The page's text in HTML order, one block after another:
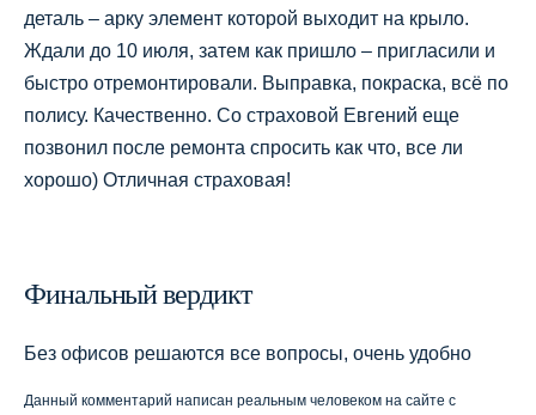
деталь – арку элемент которой выходит на крыло.
Ждали до 10 июля, затем как пришло – пригласили и
быстро отремонтировали. Выправка, покраска, всё по
полису. Качественно. Со страховой Евгений еще
позвонил после ремонта спросить как что, все ли
хорошо) Отличная страховая!
Финальный вердикт
Без офисов решаются все вопросы, очень удобно
Данный комментарий написан реальным человеком на сайте с